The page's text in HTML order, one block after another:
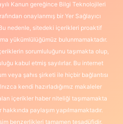
Kanun gereğince Bilgi Teknolojileri
onaylanmış bir Yer Sağlayıcı
nedenle, sitedeki içerikleri proaktif
yükümlülüğümüz bulunmamaktadır.
sorumluluğunu taşımakta olup,
kabul etmiş sayılırlar. Bu internet
veya şahıs şirketi ile hiçbir bağlantısı
kendi hazırladığımız makaleler
içerikler haber niteliği taşımamakta
paylaşım yapılmamaktadır.
benzerlikleri tamamen tesadüfidir.